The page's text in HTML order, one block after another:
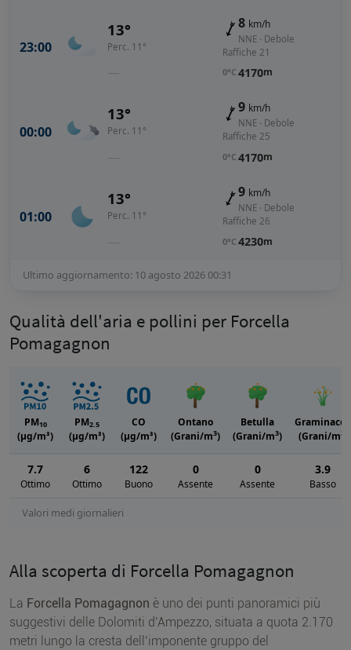
23:00
13°
Perc. 11°
—
8 km/h
NNE · Debole
Raffiche 21
0°C 4170m
00:00
13°
Perc. 11°
—
9 km/h
NNE · Debole
Raffiche 25
0°C 4170m
01:00
13°
Perc. 11°
—
9 km/h
NNE · Debole
Raffiche 26
0°C 4230m
Ultimo aggiornamento: 10 agosto 2026 00:31
Qualità dell'aria e pollini per Forcella
Pomagagnon
Valori medi giornalieri
PM10
(μg/m³)
PM2.5
(μg/m³)
CO
(μg/m³)
Ontano
(Grani/m3)
Betulla
(Grani/m3)
Graminacee
(Grani/m3
7.7
Ottimo
6
Ottimo
122
Buono
0
Assente
0
Assente
3.9
Basso
Alla scoperta di Forcella Pomagagnon
La Forcella Pomagagnon è uno dei punti panoramici più
suggestivi delle Dolomiti d’Ampezzo, situata a quota 2.170
metri lungo la cresta dell’imponente gruppo del